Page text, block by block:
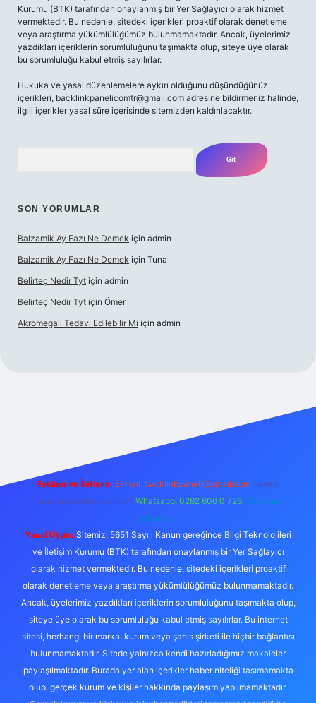
Kurumu (BTK) tarafından onaylanmış bir Yer Sağlayıcı olarak hizmet
vermektedir. Bu nedenle, sitedeki içerikleri proaktif olarak denetleme
veya araştırma yükümlülüğümüz bulunmamaktadır. Ancak, üyelerimiz
yazdıkları içeriklerin sorumluluğunu taşımakta olup, siteye üye olarak
bu sorumluluğu kabul etmiş sayılırlar.
Hukuka ve yasal düzenlemelere aykırı olduğunu düşündüğünüz
içerikleri, backlinkpanelicomtr@gmail.com adresine bildirmeniz halinde,
ilgili içerikler yasal süre içerisinde sitemizden kaldırılacaktır.
SON YORUMLAR
Balzamik Ay Fazı Ne Demek için admin
Balzamik Ay Fazı Ne Demek için Tuna
Belirteç Nedir Tyt için admin
Belirteç Nedir Tyt için Ömer
Akromegali Tedavi Edilebilir Mi için admin
Reklam ve İletişim: E-mail: backlinkpaneli@gmail.com Teams:
forumhizmeti@gmail.com Whatsapp: 0262 606 0 726 Telegram:
@karabul
Yasal Uyarı: Sitemiz, 5651 Sayılı Kanun gereğince Bilgi Teknolojileri
ve İletişim Kurumu (BTK) tarafından onaylanmış bir Yer Sağlayıcı
olarak hizmet vermektedir. Bu nedenle, sitedeki içerikleri proaktif
olarak denetleme veya araştırma yükümlülüğümüz bulunmamaktadır.
Ancak, üyelerimiz yazdıkları içeriklerin sorumluluğunu taşımakta olup,
siteye üye olarak bu sorumluluğu kabul etmiş sayılırlar. Bu internet
sitesi, herhangi bir marka, kurum veya şahıs şirketi ile hiçbir bağlantısı
bulunmamaktadır. Sitede yalnızca kendi hazırladığımız makaleler
paylaşılmaktadır. Burada yer alan içerikler haber niteliği taşımamakta
olup, gerçek kurum ve kişiler hakkında paylaşım yapılmamaktadır.